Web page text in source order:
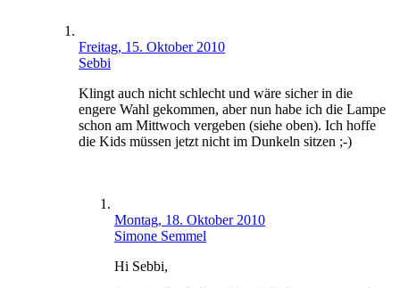
Freitag, 15. Oktober 2010
Sebbi
Klingt auch nicht schlecht und wäre sicher in die
engere Wahl gekommen, aber nun habe ich die Lampe
schon am Mittwoch vergeben (siehe oben). Ich hoffe
die Kids müssen jetzt nicht im Dunkeln sitzen ;-)
Montag, 18. Oktober 2010
Simone Semmel
Hi Sebbi,